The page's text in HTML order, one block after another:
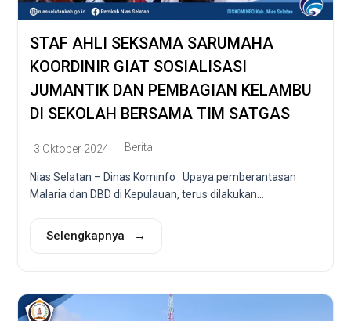
STAF AHLI SEKSAMA SARUMAHA
KOORDINIR GIAT SOSIALISASI
JUMANTIK DAN PEMBAGIAN KELAMBU
DI SEKOLAH BERSAMA TIM SATGAS
3 Oktober 2024 Berita
Nias Selatan – Dinas Kominfo : Upaya pemberantasan
Malaria dan DBD di Kepulauan, terus dilakukan...
Selengkapnya →